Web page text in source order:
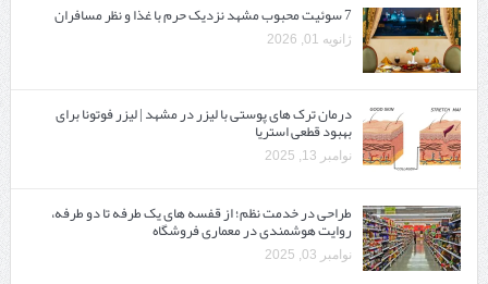
7 سوئیت محبوب مشهد نزدیک حرم با غذا و نظر مسافران
ژانویه 01, 2026
درمان ترک های پوستی با لیزر در مشهد | لیزر فوتونا برای
بهبود قطعی استریا
نوامبر 13, 2025
طراحی در خدمت نظم؛ از قفسه ‌های یک‌ طرفه تا دو طرفه،
روایت هوشمندی در معماری فروشگاه
نوامبر 03, 2025